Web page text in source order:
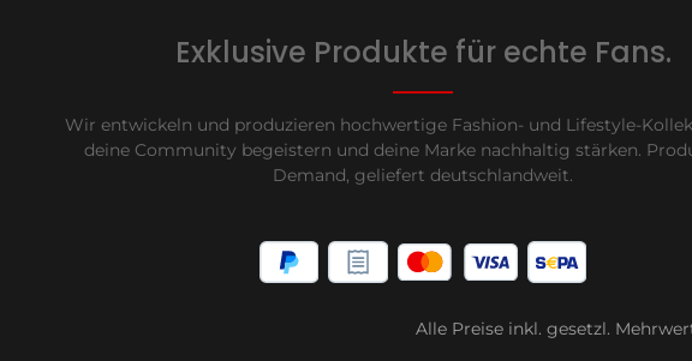
Exklusive Produkte für echte Fans.
Wir entwickeln und produzieren hochwertige Fashion- und Lifestyle-
deine Community begeistern und deine Marke nachhaltig stärken.
Demand, geliefert deutschlandweit.
Alle Preise inkl. gesetzl.